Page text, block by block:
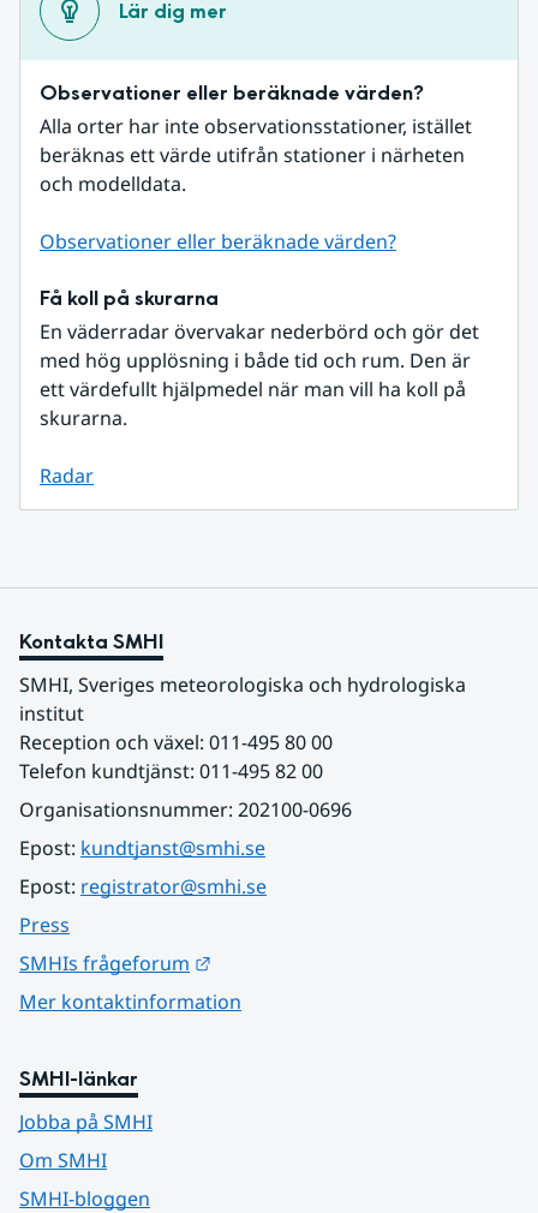
Lär dig mer
Observationer eller beräknade värden?
Alla orter har inte observationsstationer, istället
beräknas ett värde utifrån stationer i närheten
och modelldata.
Observationer eller beräknade värden?
Få koll på skurarna
En väderradar övervakar nederbörd och gör det
med hög upplösning i både tid och rum. Den är
ett värdefullt hjälpmedel när man vill ha koll på
skurarna.
Radar
Kontakta SMHI
SMHI, Sveriges meteorologiska och hydrologiska
institut
Reception och växel: 011-495 80 00
Telefon kundtjänst: 011-495 82 00
Organisationsnummer: 202100-0696
Epost: kundtjanst@smhi.se
Epost: registrator@smhi.se
Press
SMHIs frågeforum
Mer kontaktinformation
SMHI-länkar
Jobba på SMHI
Om SMHI
SMHI-bloggen